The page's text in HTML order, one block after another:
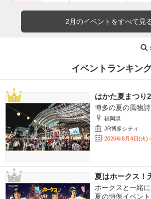
2月のイベントをすべて見
イベントランキン
はかた夏まつり
博多の夏の風物詩
福岡県
JR博多シティ
2026年8月4日(火)
夏はホークス！
ホークスと一緒
夏の恒例イベント